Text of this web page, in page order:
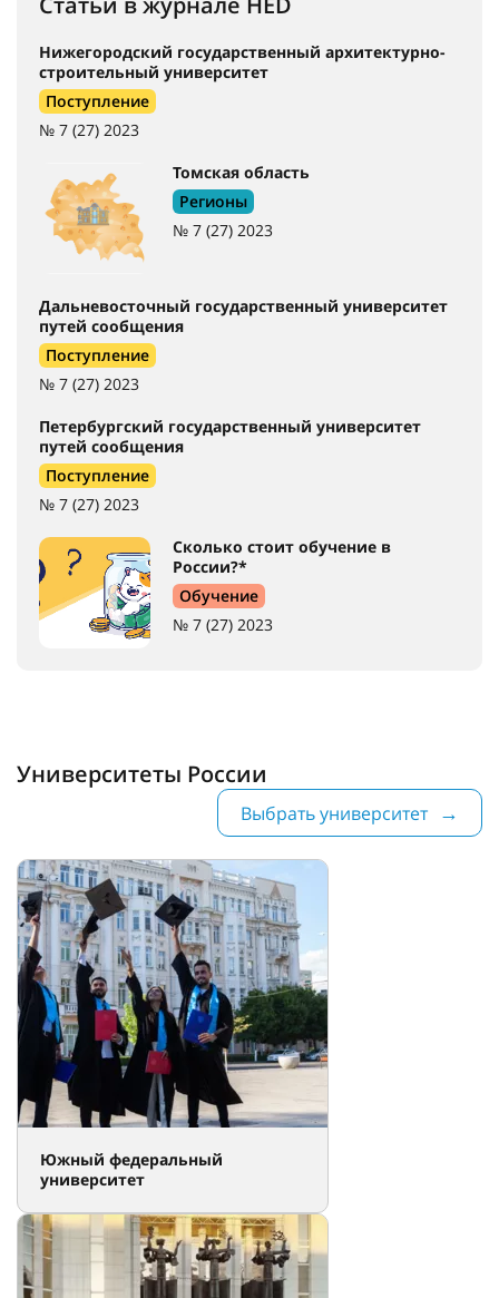
Нижегородский государственный архитектурно-
строительный университет
Поступление
№ 7 (27) 2023
Томская область
Регионы
№ 7 (27) 2023
Дальневосточный государственный университет
путей сообщения
Поступление
№ 7 (27) 2023
Петербургский государственный университет
путей сообщения
Поступление
№ 7 (27) 2023
Сколько стоит обучение в
России?*
Обучение
№ 7 (27) 2023
Университеты России
Выбрать университет
Южный федеральный
университет